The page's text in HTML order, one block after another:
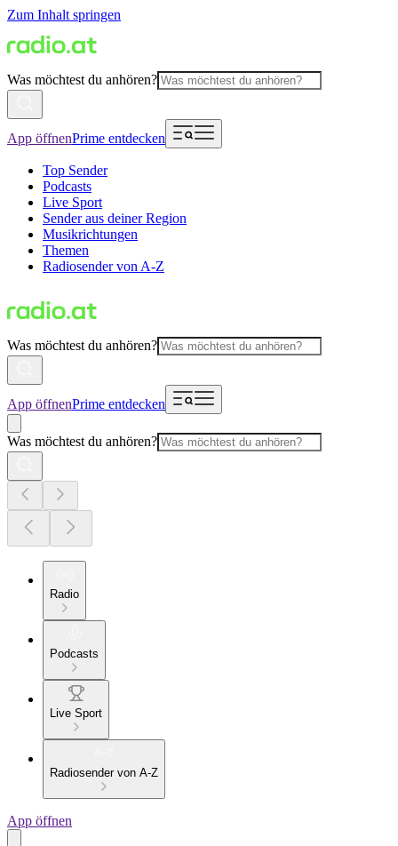
Zum Inhalt springen
Was möchtest du anhören?
App öffnenPrime entdecken
Top Sender
Podcasts
Live Sport
Sender aus deiner Region
Musikrichtungen
Themen
Radiosender von A-Z
Was möchtest du anhören?
App öffnenPrime entdecken
Was möchtest du anhören?
Radio
Podcasts
Live Sport
Radiosender von A-Z
App öffnen